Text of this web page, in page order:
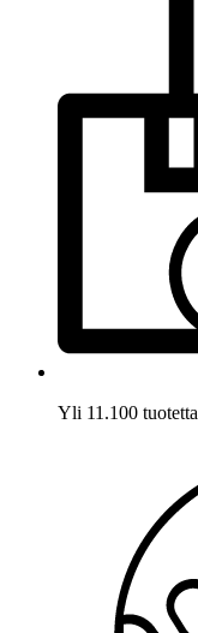
Yli 11.100 tuotetta